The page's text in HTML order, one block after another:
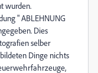
wurden.
" ABLEHNUNG
Dies
selber
Dinge nichts